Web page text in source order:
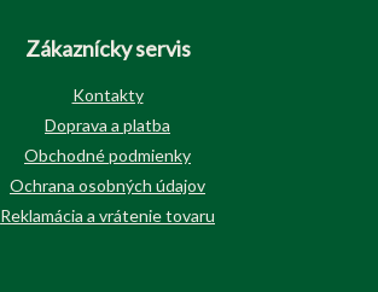
Zákaznícky servis
Kontakty
Doprava a platba
Obchodné podmienky
Ochrana osobných údajov
Reklamácia a vrátenie tovaru